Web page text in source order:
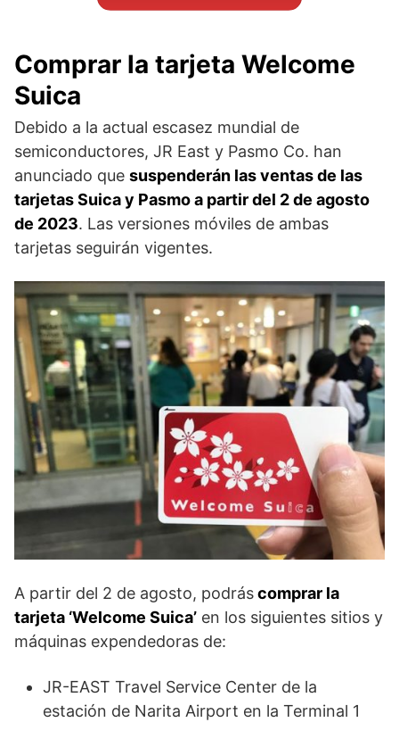
Comprar la tarjeta Welcome
Suica
Debido a la actual escasez mundial de
semiconductores, JR East y Pasmo Co. han
anunciado que suspenderán las ventas de las
tarjetas Suica y Pasmo a partir del 2 de agosto
de 2023. Las versiones móviles de ambas
tarjetas seguirán vigentes.
A partir del 2 de agosto, podráscomprar la
tarjeta ‘Welcome Suica’ en los siguientes sitios y
máquinas expendedoras de:
JR-EAST Travel Service Center de la
estación de Narita Airport en la Terminal 1